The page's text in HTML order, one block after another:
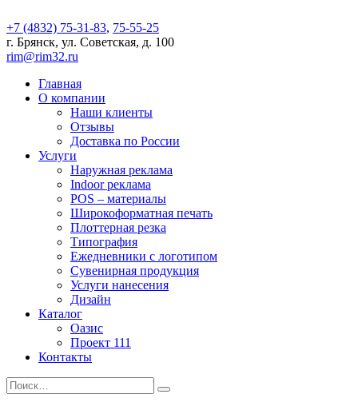
+7 (4832) 75-31-83, 75-55-25
г. Брянск, ул. Советская, д. 100
rim@rim32.ru
Главная
О компании
Наши клиенты
Отзывы
Доставка по России
Услуги
Наружная реклама
Indoor реклама
POS – материалы
Широкоформатная печать
Плоттерная резка
Типография
Ежедневники с логотипом
Сувенирная продукция
Услуги нанесения
Дизайн
Каталог
Оазис
Проект 111
Контакты